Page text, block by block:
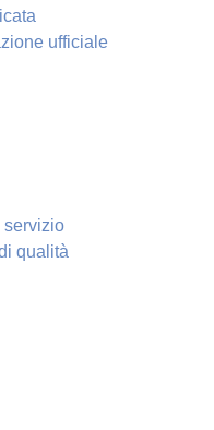
ufficiale
servizio
qualità